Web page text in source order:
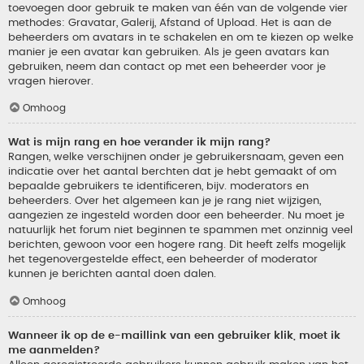
toevoegen door gebruik te maken van één van de volgende vier
methodes: Gravatar, Galerij, Afstand of Upload. Het is aan de
beheerders om avatars in te schakelen en om te kiezen op welke
manier je een avatar kan gebruiken. Als je geen avatars kan
gebruiken, neem dan contact op met een beheerder voor je
vragen hierover.
Omhoog
Wat is mijn rang en hoe verander ik mijn rang?
Rangen, welke verschijnen onder je gebruikersnaam, geven een
indicatie over het aantal berchten dat je hebt gemaakt of om
bepaalde gebruikers te identificeren, bijv. moderators en
beheerders. Over het algemeen kan je je rang niet wijzigen,
aangezien ze ingesteld worden door een beheerder. Nu moet je
natuurlijk het forum niet beginnen te spammen met onzinnig veel
berichten, gewoon voor een hogere rang. Dit heeft zelfs mogelijk
het tegenovergestelde effect, een beheerder of moderator
kunnen je berichten aantal doen dalen.
Omhoog
Wanneer ik op de e-maillink van een gebruiker klik, moet ik
me aanmelden?